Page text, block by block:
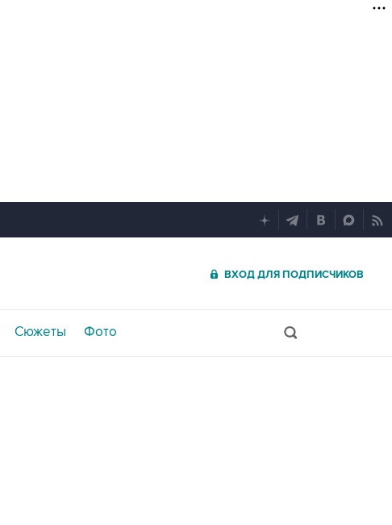
ВХОД ДЛЯ ПОДПИСЧИКОВ
Сюжеты Фото